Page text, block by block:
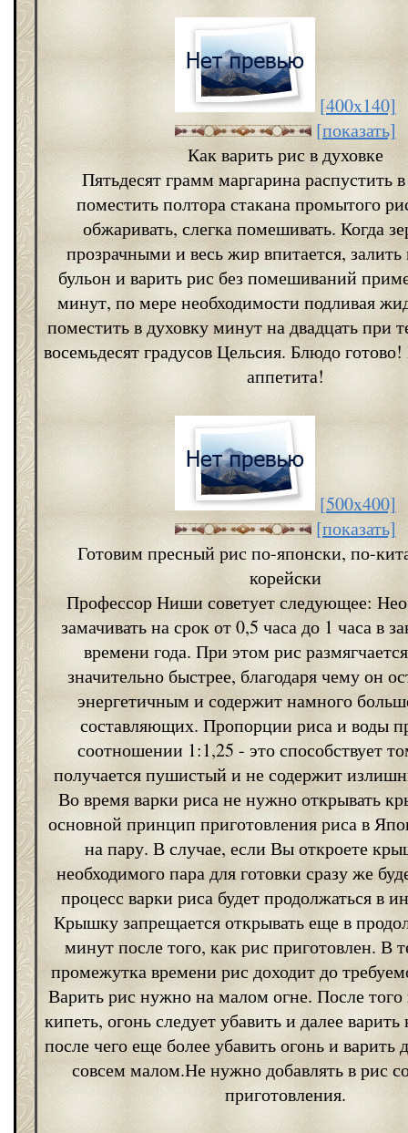
[400x140]
[показать]
Как варить рис в духовке
Пятьдесят грамм маргарина распустить
поместить полтора стакана промытого
обжаривать, слегка помешивать. Когда
прозрачными и весь жир впитается,
бульон и варить рис без помешиваний
минут, по мере необходимости подливая
поместить в духовку минут на двадцать при
восемьдесят градусов Цельсия. Блюдо
аппетита!
[500x400]
[показать]
Готовим пресный рис по-японски, по-
корейски
Профессор Ниши советует следующее:
замачивать на срок от 0,5 часа до 1 часа в
времени года. При этом рис
значительно быстрее, благодаря чему он
энергетичным и содержит намного
составляющих. Пропорции риса и воды
соотношении 1:1,25 - это способствует
получается пушистый и не содержит
Во время варки риса не нужно открывать
основной принцип приготовления риса в
на пару. В случае, если Вы откроете
необходимого пара для готовки сразу же
процесс варки риса будет продолжаться в
Крышку запрещается открывать еще в
минут после того, как рис приготовлен. В
промежутка времени рис доходит до
Варить рис нужно на малом огне. После того
кипеть, огонь следует убавить и далее
после чего еще более убавить огонь и варить
совсем малом.Не нужно добавлять в рис
приготовления.